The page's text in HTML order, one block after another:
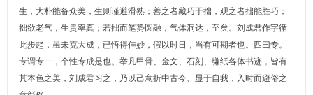
生，大朴能备众美，生则谨避滑熟；善之者藏巧于拙，观之者拙能胜巧；
拙欲老气，生贵率真；若拙而笔势圆融，气体洞达，至矣。刘成君作字循
此步趋，虽未克大成，已悟得佳妙，假以时日，当有可期者也。四曰专。
专谓专一，个性专成是也。举凡甲骨、金文、石刻、缣纸各体书迹，皆有
其本色之美，刘成君习之，乃以己意折中古今、显于自我，入时而避俗之